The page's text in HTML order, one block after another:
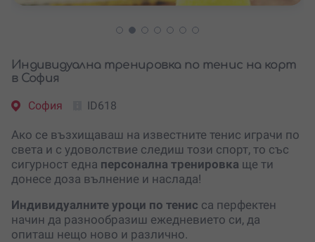
Индивидуална тренировка по тенис на корт
в София
София ID618
Ако се възхищаваш на известните тенис играчи по
света и с удоволствие следиш този спорт, то със
сигурност една персонална тренировка ще ти
донесе доза вълнение и наслада!
Индивидуалните уроци по тенис са перфектен
начин да разнообразиш ежедневието си, да
опиташ нещо ново и различно.